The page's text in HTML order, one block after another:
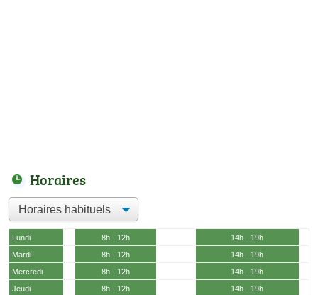
Horaires
Lundi 8h - 12h
14h - 19h
Mardi
8h - 12h
14h - 19h
Mercredi
8h - 12h
14h - 19h
Jeudi
8h - 12h
14h - 19h